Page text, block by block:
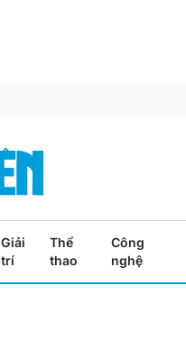
Giải
trí
Thể
thao
Công
nghệ